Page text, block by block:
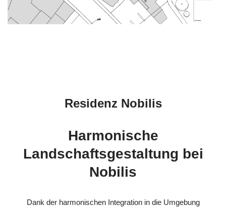
Residenz Nobilis
Harmonische
Landschaftsgestaltung bei
Nobilis
Dank der harmonischen Integration in die Umgebung